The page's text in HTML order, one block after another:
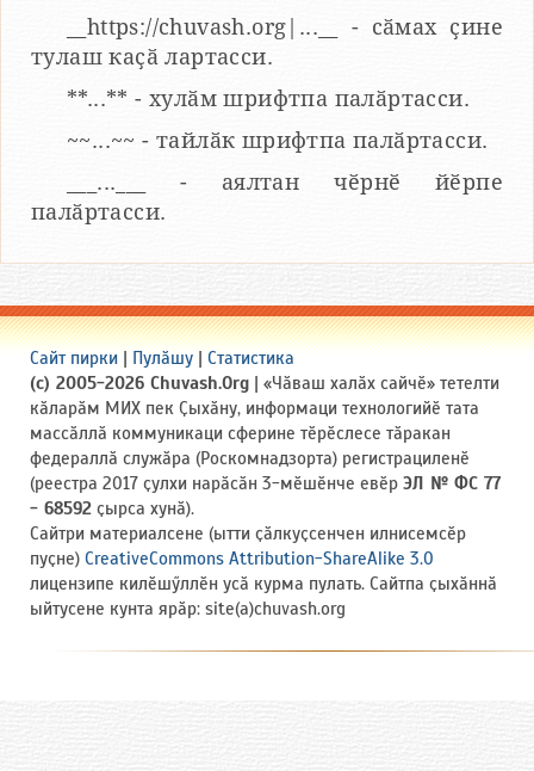
__https://chuvash.org|...__ - сӑмах ҫине
тулаш каҫӑ лартасси.
**...** - хулӑм шрифтпа палӑртасси.
~~...~~ - тайлӑк шрифтпа палӑртасси.
___...___ - аялтан чӗрнӗ йӗрпе
палӑртасси.
Сайт пирки | Пулӑшу | Статистика
(c) 2005-2026 Chuvash.Org | «Чӑваш халӑх сайчӗ» тетелти
кӑларӑм МИХ пек Ҫыхӑну, информаци технологийӗ тата
массӑллӑ коммуникаци сферине тӗрӗслесе тӑракан
федераллӑ служӑра (Роскомнадзорта) регистрациленӗ
(реестра 2017 ҫулхи нарӑсӑн 3-мӗшӗнче евӗр ЭЛ № ФС 77
- 68592 ҫырса хунӑ).
Сайтри материалсене (ытти ҫӑлкуҫсенчен илнисемсӗр
пуҫне) CreativeCommons Attribution-ShareAlike 3.0
лицензипе килӗшӳллӗн усӑ курма пулать. Сайтпа ҫыхӑннӑ
ыйтусене кунта ярӑр: site(a)chuvash.org